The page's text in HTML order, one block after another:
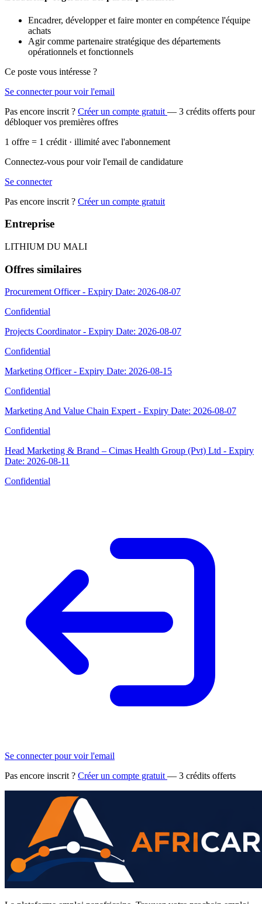
Encadrer, développer et faire monter en compétence l'équipe
achats
Agir comme partenaire stratégique des départements
opérationnels et fonctionnels
Ce poste vous intéresse ?
Se connecter pour voir l'email
Pas encore inscrit ? Créer un compte gratuit — 3 crédits offerts pour
débloquer vos premières offres
1 offre = 1 crédit · illimité avec l'abonnement
Connectez-vous pour voir l'email de candidature
Se connecter
Pas encore inscrit ? Créer un compte gratuit
Entreprise
LITHIUM DU MALI
Offres similaires
Procurement Officer - Expiry Date: 2026-08-07
Confidential
Projects Coordinator - Expiry Date: 2026-08-07
Confidential
Marketing Officer - Expiry Date: 2026-08-15
Confidential
Marketing And Value Chain Expert - Expiry Date: 2026-08-07
Confidential
Head Marketing & Brand – Cimas Health Group (Pvt) Ltd - Expiry
Date: 2026-08-11
Confidential
Se connecter pour voir l'email
Pas encore inscrit ? Créer un compte gratuit— 3 crédits offerts